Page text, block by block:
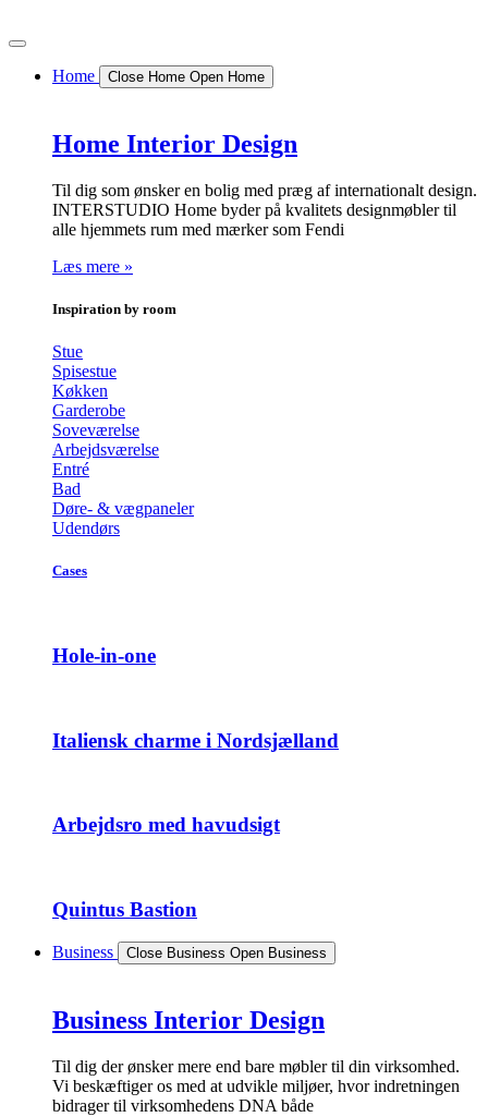
til
Home
Close Home Open Home
Home Interior Design
Til dig som ønsker en bolig med præg af internationalt design.
INTERSTUDIO Home byder på kvalitets designmøbler til
alle hjemmets rum med mærker som Fendi
Læs mere »
Inspiration by room
Stue
Spisestue
Køkken
Garderobe
Soveværelse
Arbejdsværelse
Entré
Bad
Døre- & vægpaneler
Udendørs
Cases
Hole-in-one
Italiensk charme i Nordsjælland
Arbejdsro med havudsigt
Quintus Bastion
Business Close Business Open Business
Business Interior Design
Til dig der ønsker mere end bare møbler til din virksomhed.
Vi beskæftiger os med at udvikle miljøer, hvor indretningen
bidrager til virksomhedens DNA både